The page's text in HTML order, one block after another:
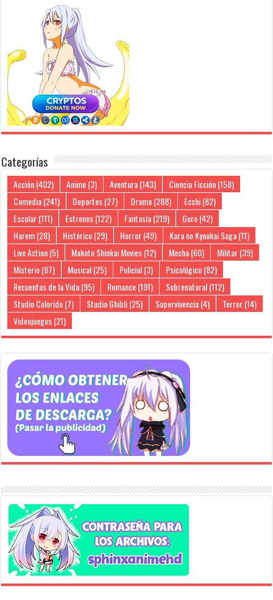
Categorías
Acción(402) Anime(3) Aventura(143) Ciencia Ficción(158)
Comedia(241) Deportes(27) Drama(288) Ecchi(82)
Escolar(111) Estrenos(122) Fantasía(219) Gore(42)
Harem(28) Histórico(29) Horror(49) Kara no Kyoukai Saga(11)
Live Action(5) Makoto Shinkai Movies(12) Mecha(60) Militar(39)
Misterio(87) Musical(25) Policial(3) Psicológico(82)
Recuentos de la Vida(95) Romance(191) Sobrenatural(112)
Studio Colorido(7) Studio Ghibli(25) Supervivencia(4) Terror(14)
Videojuegos(21)